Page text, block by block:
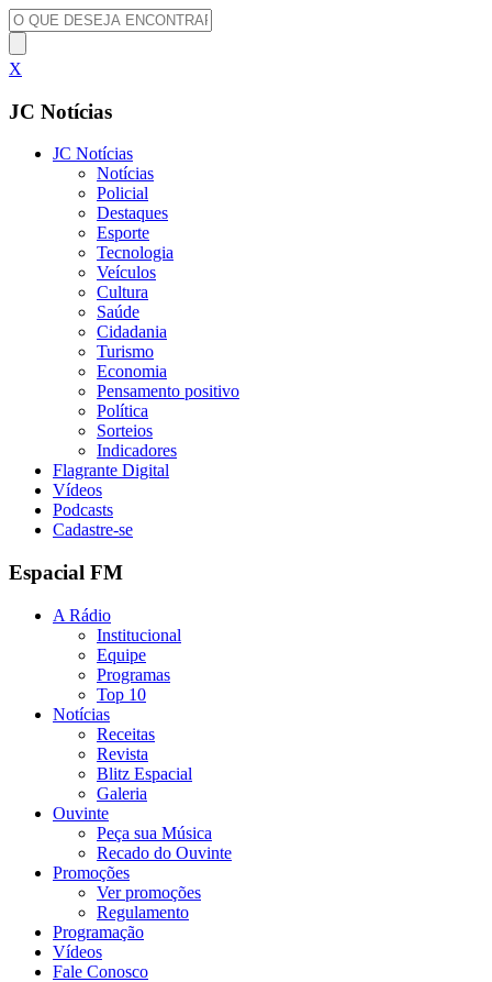
X
JC Notícias
JC Notícias
Notícias
Policial
Destaques
Esporte
Tecnologia
Veículos
Cultura
Saúde
Cidadania
Turismo
Economia
Pensamento positivo
Política
Sorteios
Indicadores
Flagrante Digital
Vídeos
Podcasts
Cadastre-se
Espacial FM
A Rádio
Institucional
Equipe
Programas
Top 10
Notícias
Receitas
Revista
Blitz Espacial
Galeria
Ouvinte
Peça sua Música
Recado do Ouvinte
Promoções
Ver promoções
Regulamento
Programação
Vídeos
Fale Conosco